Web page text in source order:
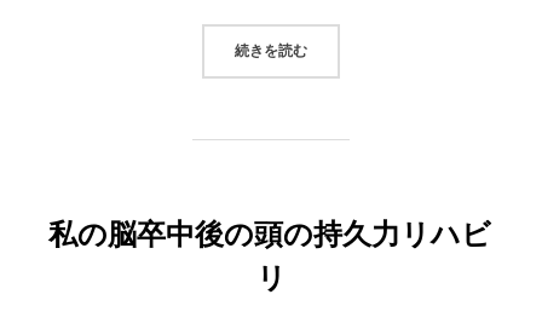
続きを読む“2022/09/22 システムトレード（
私の脳卒中後の頭の持久力リハビ
リ